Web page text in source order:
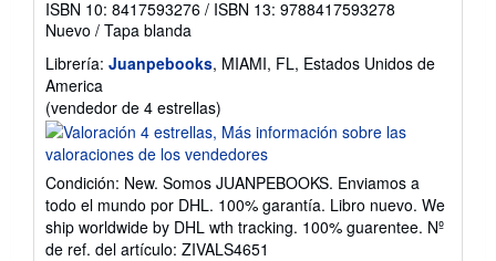
ISBN 10: 8417593276 / ISBN 13: 9788417593278
Nuevo / Tapa blanda
Librería: Juanpebooks, MIAMI, FL, Estados Unidos de
America
(vendedor de 4 estrellas)
del
vendedor:
4
de
5
estrellas
Condición: New. Somos JUANPEBOOKS. Enviamos a
todo el mundo por DHL. 100% garantía. Libro nuevo. We
ship worldwide by DHL wth tracking. 100% guarentee. Nº
de ref. del artículo: ZIVALS4651